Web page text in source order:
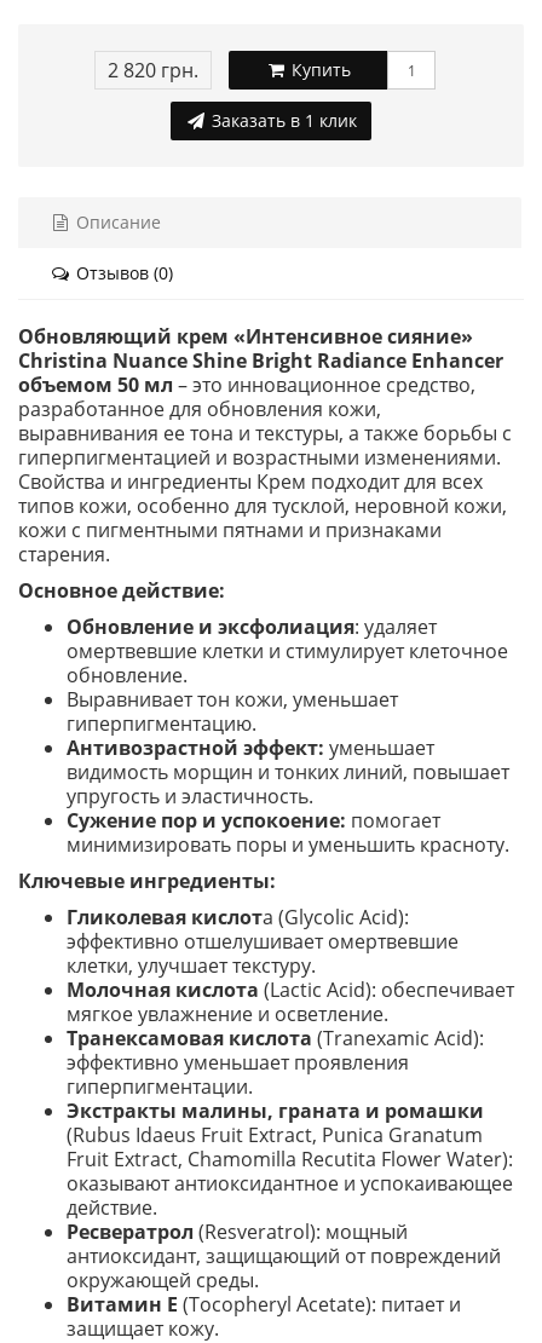
2 820 грн. Купить
Заказать в 1 клик
Описание
Отзывов (0)
Обновляющий крем «Интенсивное сияние»
Christina Nuance Shine Bright Radiance Enhancer
объемом 50 мл – это инновационное средство,
разработанное для обновления кожи,
выравнивания ее тона и текстуры, а также борьбы с
гиперпигментацией и возрастными изменениями.
Свойства и ингредиенты Крем подходит для всех
типов кожи, особенно для тусклой, неровной кожи,
кожи с пигментными пятнами и признаками
старения.
Основное действие:
Обновление и эксфолиация: удаляет
омертвевшие клетки и стимулирует клеточное
обновление.
Выравнивает тон кожи, уменьшает
гиперпигментацию.
Антивозрастной эффект: уменьшает
видимость морщин и тонких линий, повышает
упругость и эластичность.
Сужение пор и успокоение: помогает
минимизировать поры и уменьшить красноту.
Ключевые ингредиенты:
Гликолевая кислота (Glycolic Acid):
эффективно отшелушивает омертвевшие
клетки, улучшает текстуру.
Молочная кислота (Lactic Acid): обеспечивает
мягкое увлажнение и осветление.
Транексамовая кислота (Tranexamic Acid):
эффективно уменьшает проявления
гиперпигментации.
Экстракты малины, граната и ромашки
(Rubus Idaeus Fruit Extract, Punica Granatum
Fruit Extract, Chamomilla Recutita Flower Water):
оказывают антиоксидантное и успокаивающее
действие.
Ресвератрол (Resveratrol): мощный
антиоксидант, защищающий от повреждений
окружающей среды.
Витамин Е (Tocopheryl Acetate): питает и
защищает кожу.